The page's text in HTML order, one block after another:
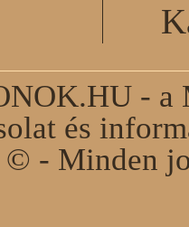
- a
és
© - Minden